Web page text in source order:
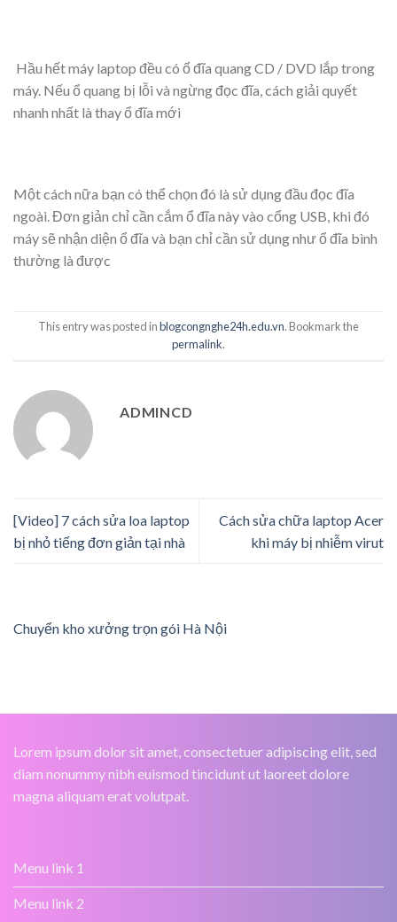
Hầu hết máy laptop đều có ổ đĩa quang CD / DVD lắp trong
máy. Nếu ổ quang bị lỗi và ngừng đọc đĩa, cách giải quyết
nhanh nhất là thay ổ đĩa mới
Một cách nữa bạn có thể chọn đó là sử dụng đầu đọc đĩa
ngoài. Đơn giản chỉ cần cắm ổ đĩa này vào cổng USB, khi đó
máy sẽ nhận diện ổ đĩa và bạn chỉ cần sử dụng như ổ đĩa bình
thường là được
This entry was posted inblogcongnghe24h.edu.vn. Bookmark the
permalink.
ADMINCD
[Video] 7 cách sửa loa laptop
bị nhỏ tiếng đơn giản tại nhà
Cách sửa chữa laptop Acer
khi máy bị nhiễm virut
Chuyển kho xưởng trọn gói Hà Nội
Lorem ipsum dolor sit amet, consectetuer adipiscing elit, sed
diam nonummy nibh euismod tincidunt ut laoreet dolore
magna aliquam erat volutpat.
Menu link 1
Menu link 2